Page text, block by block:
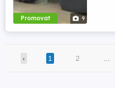
Promovat 9
‹ 1 2